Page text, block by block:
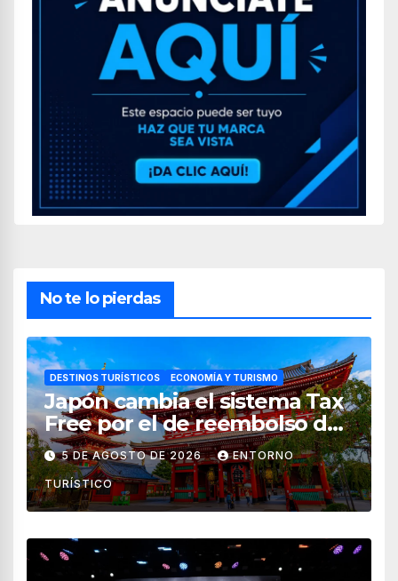
No te lo pierdas
DESTINOS TURÍSTICOS ECONOMÍA Y TURISMO
Japón cambia el sistema Tax
Free por el de reembolso de
impuestos desde noviembre
de 2026
5 DE AGOSTO DE 2026 ENTORNO
TURÍSTICO